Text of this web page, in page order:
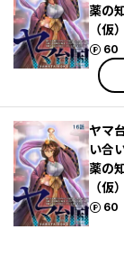
薬の
（仮
60
ポイント
ヤマ
い合
薬の
（仮
60
ポイント